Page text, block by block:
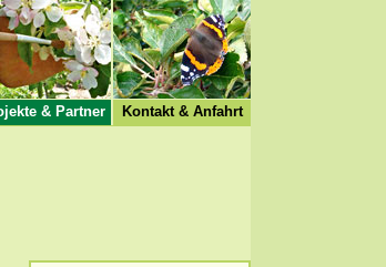
& Partner Kontakt & Anfahrt